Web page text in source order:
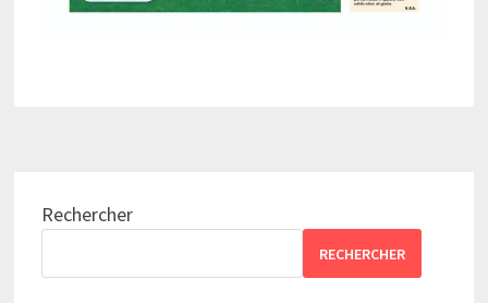
Rechercher
RECHERCHER